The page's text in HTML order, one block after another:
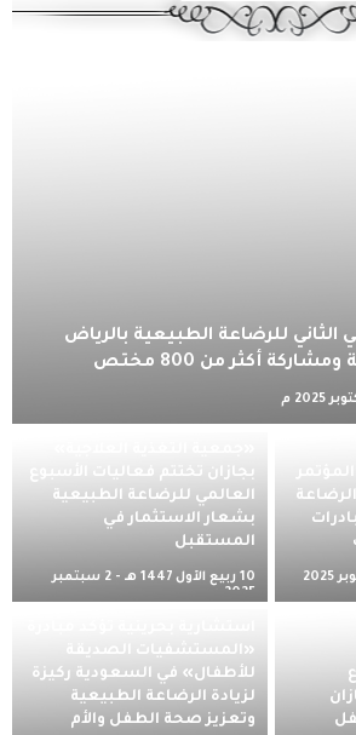
الثاني للرضاعة الطبيعية بالرياض
أكثر من 800 مختص
9 ربيع الآخر 1447 هـ - 1 أكتوبر 2025
بجازان تختتم فعاليات الأسبوع
العالمي للرضاعة الطبيعية
بشعار الاستثمار في
المستقبل
10 ربيع الأول 1447 هـ - 2 سبتمبر
2025 م
«المستشفيات الصديقة
للأطفال» في السعودية ركيزة
لزيادة الرضاعة الطبيعية
وتعزيز صحة الطفل والأم